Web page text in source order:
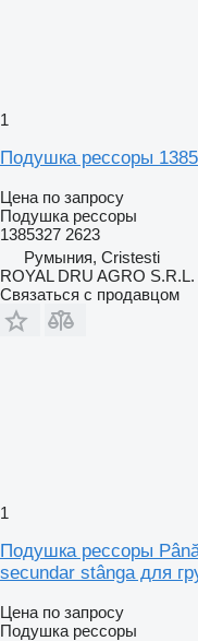
1
Подушка рессоры
Цена по запросу
Подушка рессоры
1385327 2623
Румыния, Cristesti
ROYAL DRU AGRO S.R.L.
Связаться с продавцом
1
Подушка рессоры
secundar stânga для
Цена по запросу
Подушка рессоры